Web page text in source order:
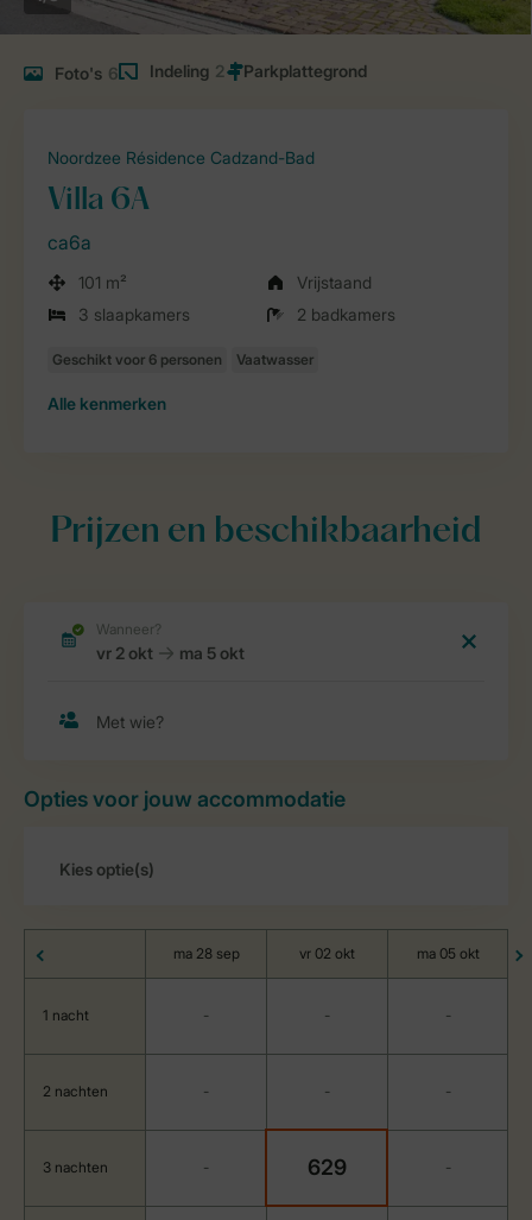
Foto's 6 Indeling 2
Noordzee Résidence Cadzand-Bad
Villa 6A
ca6a
101 m²
Vrijstaand
3 slaapkamers
2 badkamers
Alle kenmerken
Prijzen en beschikbaarheid
Opties voor jouw accommodatie
ma 28 sep vr 02 okt ma 05 okt
1 nacht - - -
2 nachten - - -
3 nachten - 629 -